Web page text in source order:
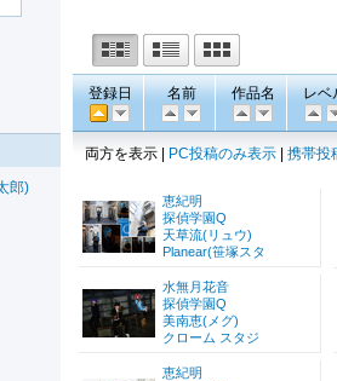
郎)
登録日 名前 作品名 レベ
両方を表示 | PC投稿のみ表示 携帯投
恵紀明
探偵学園Q
天草流(リュウ)
Planear(笹塚スタ
水無月花音
探偵学園Q
美南恵(メグ)
クローム スタジ
恵紀明